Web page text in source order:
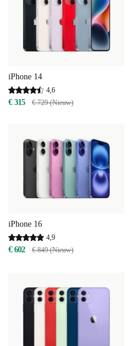
iPhone 14
4,6
€ 315 € 729 (Nieuw)
iPhone 16
4,9
€ 602 € 849 (Nieuw)